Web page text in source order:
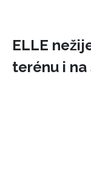
ELLE
terénu i